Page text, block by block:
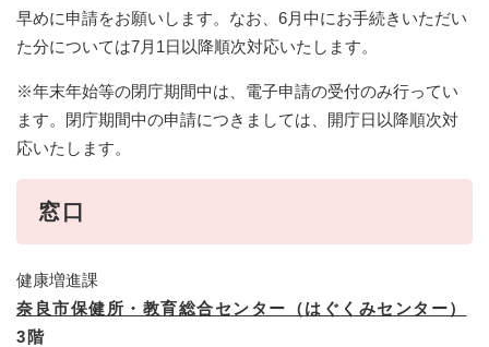
早めに申請をお願いします。なお、6月中にお手続きいただい
た分については7月1日以降順次対応いたします。
※年末年始等の閉庁期間中は、電子申請の受付のみ行ってい
ます。閉庁期間中の申請につきましては、開庁日以降順次対
応いたします。
窓口
健康増進課
奈良市保健所・教育総合センター（はぐくみセンター）
3階